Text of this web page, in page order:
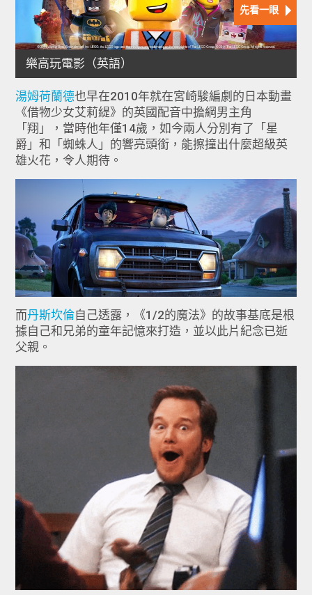
湯姆荷蘭德也早在2010年就在宮崎駿編劇的日本動畫
《借物少女艾莉緹》的英國配音中擔綱男主角
「翔」，當時他年僅14歲，如今兩人分別有了「星
爵」和「蜘蛛人」的響亮頭銜，能擦撞出什麼超級英
雄火花，令人期待。
而丹斯坎倫自己透露，《1/2的魔法》的故事基底是根
據自己和兄弟的童年記憶來打造，並以此片紀念已逝
父親。